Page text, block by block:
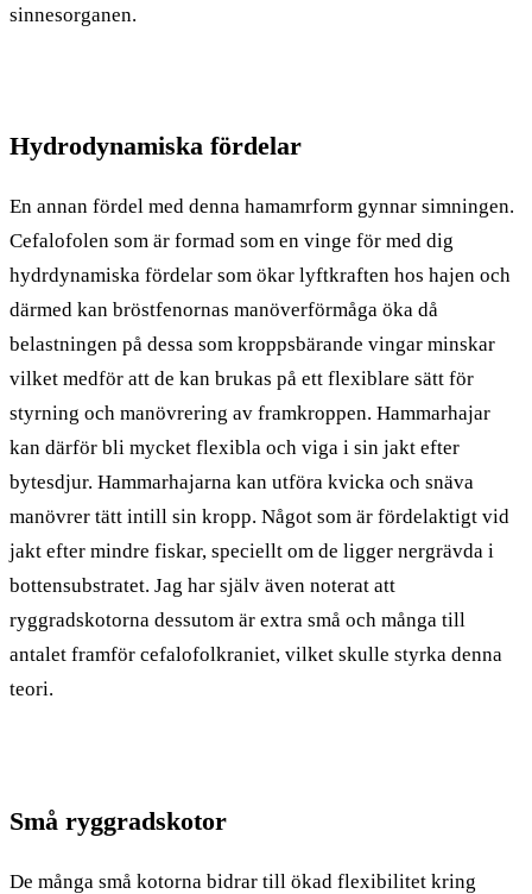
sinnesorganen.
Hydrodynamiska fördelar
En annan fördel med denna hamamrform gynnar simningen.
Cefalofolen som är formad som en vinge för med dig
hydrdynamiska fördelar som ökar lyftkraften hos hajen och
därmed kan bröstfenornas manöverförmåga öka då
belastningen på dessa som kroppsbärande vingar minskar
vilket medför att de kan brukas på ett flexiblare sätt för
styrning och manövrering av framkroppen. Hammarhajar
kan därför bli mycket flexibla och viga i sin jakt efter
bytesdjur. Hammarhajarna kan utföra kvicka och snäva
manövrer tätt intill sin kropp. Något som är fördelaktigt vid
jakt efter mindre fiskar, speciellt om de ligger nergrävda i
bottensubstratet. Jag har själv även noterat att
ryggradskotorna dessutom är extra små och många till
antalet framför cefalofolkraniet, vilket skulle styrka denna
teori.
Små ryggradskotor
De många små kotorna bidrar till ökad flexibilitet kring